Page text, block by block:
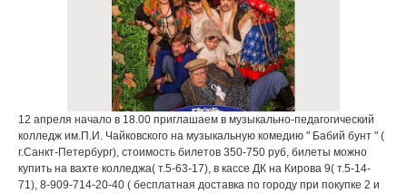
12 апреля начало в 18.00 приглашаем в музыкально-педагогический
колледж им.П.И. Чайковского на музыкальную комедию " Бабий бунт " (
г.Санкт-Петербург), стоимость билетов 350-750 руб, билеты можно
купить на вахте колледжа( т.5-63-17), в кассе ДК на Кирова 9( т.5-14-
71), 8-909-714-20-40 ( бесплатная доставка по городу при покупке 2 и